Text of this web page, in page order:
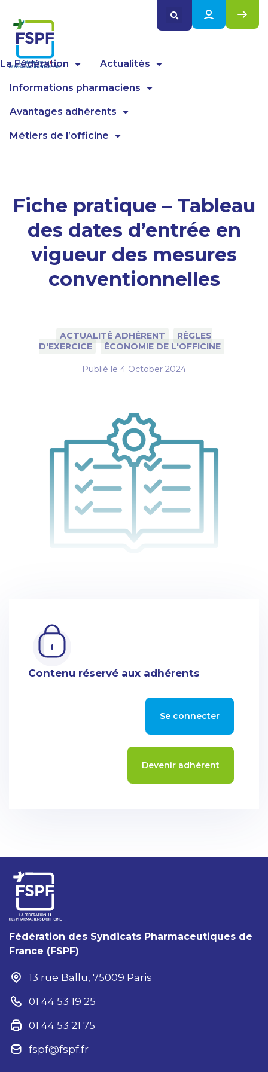
La Fédération Actualités
Informations pharmaciens
Avantages adhérents
Métiers de l’officine
Fiche pratique – Tableau
des dates d’entrée en
vigueur des mesures
conventionnelles
ACTUALITÉ ADHÉRENT
RÈGLES
D'EXERCICE
ÉCONOMIE DE L'OFFICINE
Publié le 4 October 2024
Contenu réservé aux adhérents
Se connecter
Devenir adhérent
Fédération des Syndicats Pharmaceutiques de
France (FSPF)
13 rue Ballu, 75009 Paris
01 44 53 19 25
01 44 53 21 75
fspf@fspf.fr